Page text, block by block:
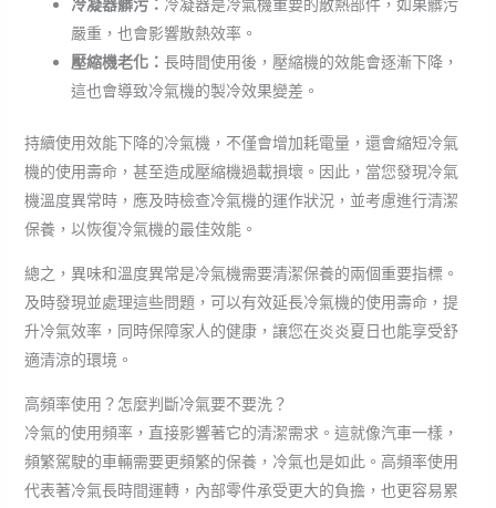
冷凝器髒污： 冷凝器是冷氣機重要的散熱部件，如果髒污
嚴重，也會影響散熱效率。
壓縮機老化： 長時間使用後，壓縮機的效能會逐漸下降，
這也會導致冷氣機的製冷效果變差。
持續使用效能下降的冷氣機，不僅會增加耗電量，還會縮短冷氣
機的使用壽命，甚至造成壓縮機過載損壞。因此，當您發現冷氣
機溫度異常時，應及時檢查冷氣機的運作狀況，並考慮進行清潔
保養，以恢復冷氣機的最佳效能。
總之，異味和溫度異常是冷氣機需要清潔保養的兩個重要指標。
及時發現並處理這些問題，可以有效延長冷氣機的使用壽命，提
升冷氣效率，同時保障家人的健康，讓您在炎炎夏日也能享受舒
適清涼的環境。
高頻率使用？怎麼判斷冷氣要不要洗？
冷氣的使用頻率，直接影響著它的清潔需求。這就像汽車一樣，
頻繁駕駛的車輛需要更頻繁的保養，冷氣也是如此。高頻率使用
代表著冷氣長時間運轉，內部零件承受更大的負擔，也更容易累